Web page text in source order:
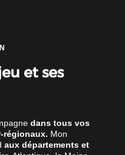
et ses
dans tous vos
régionaux. Mon
aux départements et